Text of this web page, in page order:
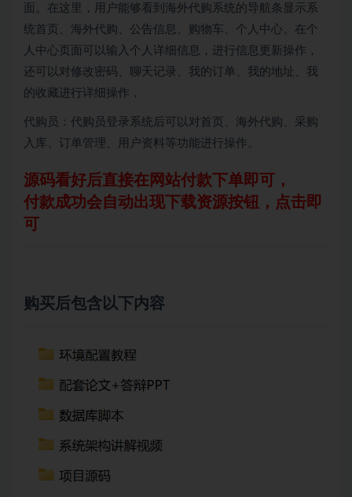
面。在这里，用户能够看到海外代购系统的导航条显示系
统首页、海外代购、公告信息、购物车、个人中心。在个
人中心页面可以输入个人详细信息，进行信息更新操作，
还可以对修改密码、聊天记录、我的订单、我的地址、我
的收藏进行详细操作，
代购员：代购员登录系统后可以对首页、海外代购、采购
入库、订单管理、用户资料等功能进行操作。
源码看好后直接在网站付款下单即可，
付款成功会自动出现下载资源按钮，点击即
可
购买后包含以下内容